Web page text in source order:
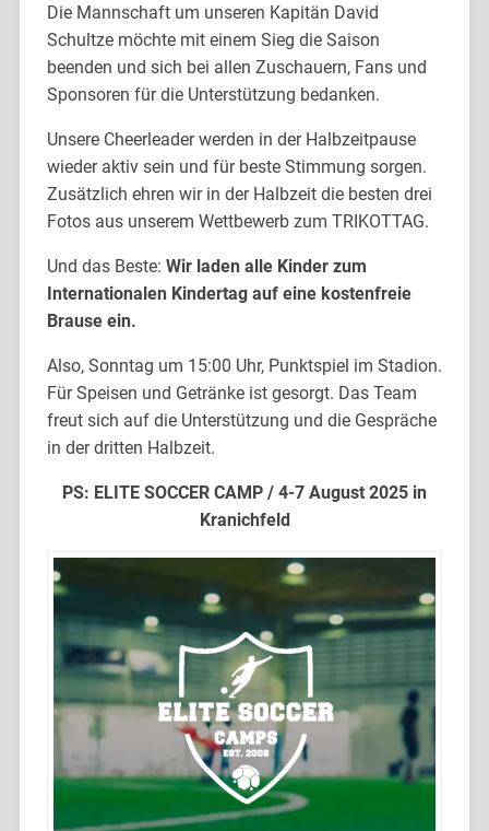
Die Mannschaft um unseren Kapitän David
Schultze möchte mit einem Sieg die Saison
beenden und sich bei allen Zuschauern, Fans und
Sponsoren für die Unterstützung bedanken.
Unsere Cheerleader werden in der Halbzeitpause
wieder aktiv sein und für beste Stimmung sorgen.
Zusätzlich ehren wir in der Halbzeit die besten drei
Fotos aus unserem Wettbewerb zum TRIKOTTAG.
Und das Beste: Wir laden alle Kinder zum
Internationalen Kindertag auf eine kostenfreie
Brause ein.
Also, Sonntag um 15:00 Uhr, Punktspiel im Stadion.
Für Speisen und Getränke ist gesorgt. Das Team
freut sich auf die Unterstützung und die Gespräche
in der dritten Halbzeit.
PS: ELITE SOCCER CAMP / 4-7 August 2025 in
Kranichfeld